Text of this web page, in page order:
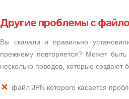
Другие проблемы с
Вы скачали и правильно
прежнему повторяется? Может
несколько поводов, которые
файл JPN которого касается